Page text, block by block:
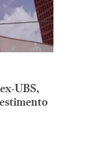
UBS,